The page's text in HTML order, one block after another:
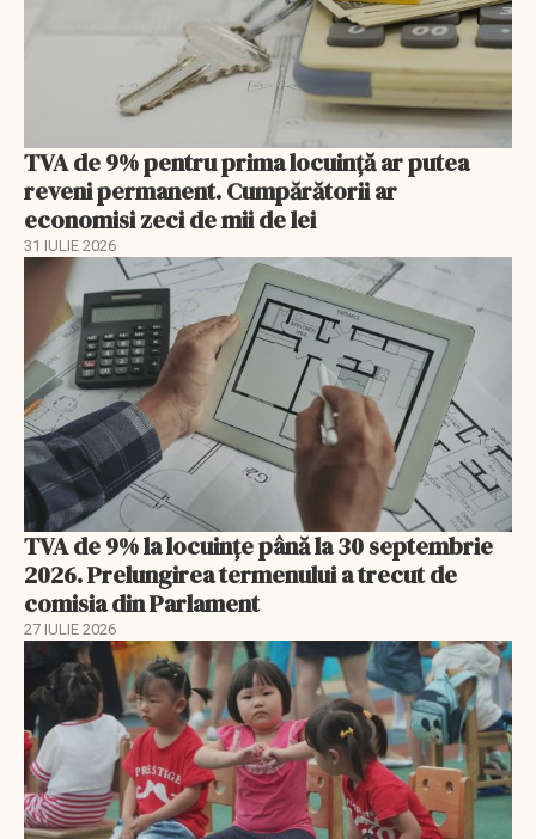
TVA de 9% pentru prima locuință ar putea
reveni permanent. Cumpărătorii ar
economisi zeci de mii de lei
31 IULIE 2026
TVA de 9% la locuințe până la 30 septembrie
2026. Prelungirea termenului a trecut de
comisia din Parlament
27 IULIE 2026